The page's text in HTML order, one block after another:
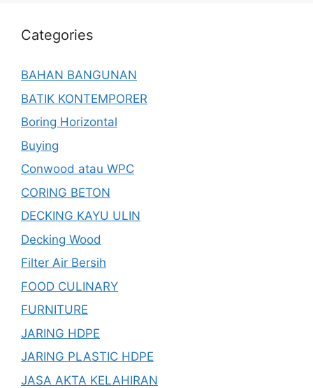
Categories
BAHAN BANGUNAN
BATIK KONTEMPORER
Boring Horizontal
Buying
Conwood atau WPC
CORING BETON
DECKING KAYU ULIN
Decking Wood
Filter Air Bersih
FOOD CULINARY
FURNITURE
JARING HDPE
JARING PLASTIC HDPE
JASA AKTA KELAHIRAN